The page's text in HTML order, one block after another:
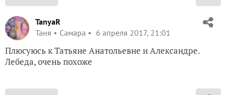
TanyaR
Таня
Самара 6 апреля 2017, 21:01
Плюсуюсь к Татьяне Анатольевне и Александре.
Лебеда, очень похоже